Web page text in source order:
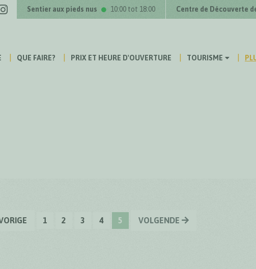
Instagram
Sentier aux pieds nus 10:00 tot 18:00 Centre de Découverte
QUE FAIRE? PRIX ET HEURE D'OUVERTURE TOURISME
1 2 3 4 5 VOLGENDE